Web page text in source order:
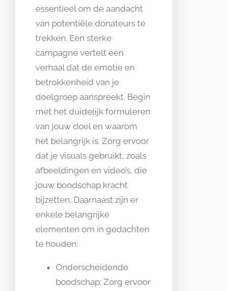
essentieel om de aandacht
van potentiële donateurs te
trekken. Een sterke
campagne vertelt een
verhaal dat de emotie en
betrokkenheid van je
doelgroep aanspreekt. Begin
met het duidelijk formuleren
van jouw doel en waarom
het belangrijk is. Zorg ervoor
dat je visuals gebruikt, zoals
afbeeldingen en video’s, die
jouw boodschap kracht
bijzetten. Daarnaast zijn er
enkele belangrijke
elementen om in gedachten
te houden:
Onderscheidende
boodschap: Zorg ervoor